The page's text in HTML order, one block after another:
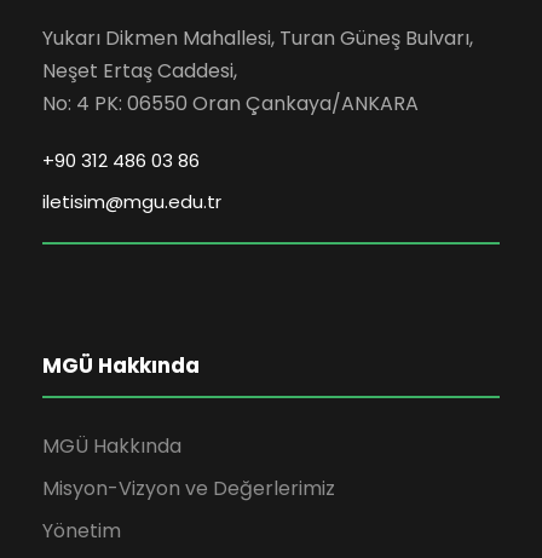
Yukarı Dikmen Mahallesi, Turan Güneş Bulvarı,
Neşet Ertaş Caddesi,
No: 4 PK: 06550 Oran Çankaya/ANKARA
+90 312 486 03 86
iletisim@mgu.edu.tr
MGÜ Hakkında
MGÜ Hakkında
Misyon-Vizyon ve Değerlerimiz
Yönetim